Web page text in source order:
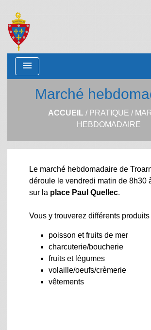
menu
Marché
ACCUEIL / PRATIQUE /
HEBDOMADAIRE
Le marché hebdomadaire de
déroule le vendredi matin de 8h30
sur la place Paul Quellec.
Vous y trouverez différents produits
poisson et fruits de mer
charcuterie/boucherie
fruits et légumes
volaille/oeufs/crèmerie
vêtements